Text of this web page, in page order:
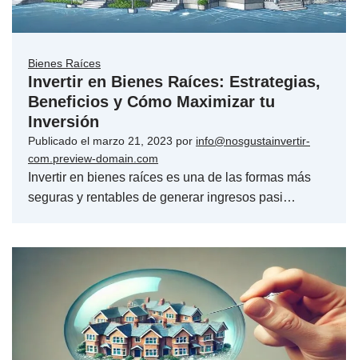
Bienes Raíces
Invertir en Bienes Raíces: Estrategias,
Beneficios y Cómo Maximizar tu
Inversión
Publicado el marzo 21, 2023 por info@nosgustainvertir-
com.preview-domain.com
Invertir en bienes raíces es una de las formas más
seguras y rentables de generar ingresos pasi…